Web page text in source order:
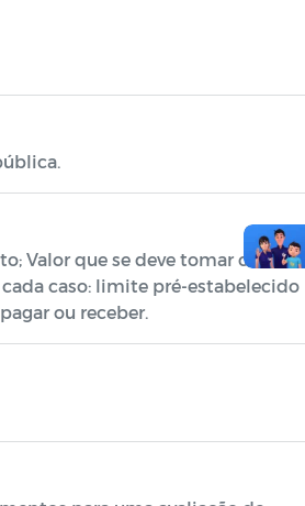
Valor que se deve tomar como
caso: limite pré-estabelecido
ou receber.